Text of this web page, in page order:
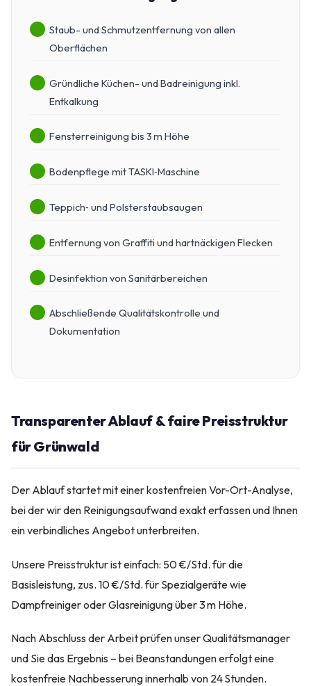
Staub- und Schmutzentfernung von allen
Oberflächen
Gründliche Küchen- und Badreinigung inkl.
Entkalkung
Fensterreinigung bis 3 m Höhe
Bodenpflege mit TASKI‑Maschine
Teppich‑ und Polsterstaubsaugen
Entfernung von Graffiti und hartnäckigen Flecken
Desinfektion von Sanitärbereichen
Abschließende Qualitätskontrolle und
Dokumentation
Transparenter Ablauf & faire Preisstruktur
für Grünwald
Der Ablauf startet mit einer kostenfreien Vor-Ort-Analyse,
bei der wir den Reinigungsaufwand exakt erfassen und Ihnen
ein verbindliches Angebot unterbreiten.
Unsere Preisstruktur ist einfach: 50 €/Std. für die
Basisleistung, zus. 10 €/Std. für Spezialgeräte wie
Dampfreiniger oder Glasreinigung über 3 m Höhe.
Nach Abschluss der Arbeit prüfen unser Qualitätsmanager
und Sie das Ergebnis – bei Beanstandungen erfolgt eine
kostenfreie Nachbesserung innerhalb von 24 Stunden.